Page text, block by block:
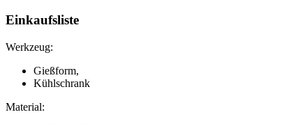
Einkaufsliste
Werkzeug:
Gießform,
Kühlschrank
Material: